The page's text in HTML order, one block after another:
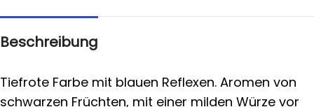
Beschreibung
Tiefrote Farbe mit blauen Reflexen. Aromen von
schwarzen Früchten, mit einer milden Würze vor